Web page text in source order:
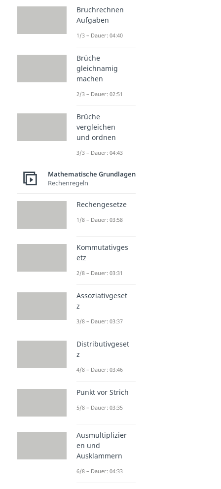
Bruchrechnen
Aufgaben
1/3 – Dauer: 04:40
Brüche
gleichnamig
machen
2/3 – Dauer: 02:51
Brüche
vergleichen
und ordnen
3/3 – Dauer: 04:43
Mathematische Grundlagen
Rechenregeln
Rechengesetze
1/8 – Dauer: 03:58
Kommutativges
etz
2/8 – Dauer: 03:31
Assoziativgeset
z
3/8 – Dauer: 03:37
Distributivgeset
z
4/8 – Dauer: 03:46
Punkt vor Strich
5/8 – Dauer: 03:35
Ausmultiplizier
en und
Ausklammern
6/8 – Dauer: 04:33